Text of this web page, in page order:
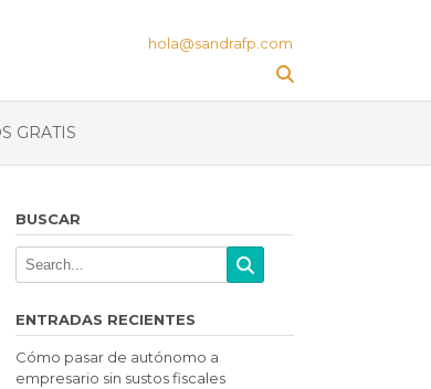
hola@sandrafp.com
GRATIS
BUSCAR
ENTRADAS RECIENTES
Cómo pasar de autónomo a
empresario sin sustos fiscales